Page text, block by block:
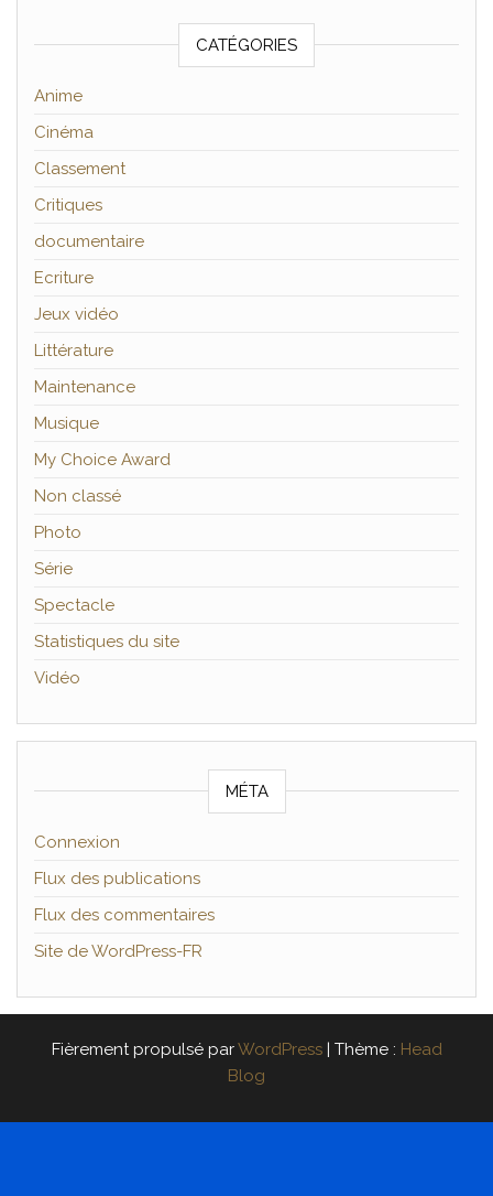
CATÉGORIES
Anime
Cinéma
Classement
Critiques
documentaire
Ecriture
Jeux vidéo
Littérature
Maintenance
Musique
My Choice Award
Non classé
Photo
Série
Spectacle
Statistiques du site
Vidéo
MÉTA
Connexion
Flux des publications
Flux des commentaires
Site de WordPress-FR
Fièrement propulsé parWordPress | Thème : Head
Blog